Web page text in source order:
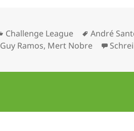
Kategorien
Challenge League André
Guy Ramos, Mert Nobre